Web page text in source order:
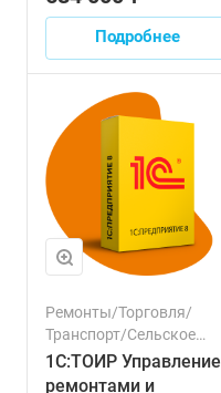
Подробнее
Ремонты/Торговля/
Транспорт/Сельское
хозяйство
1С:ТОИР Управление
ремонтами и